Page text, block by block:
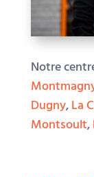
Notre
Dugny,La
Montsoult,